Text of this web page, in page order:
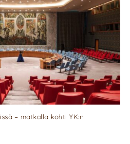
– matkalla kohti YK:n